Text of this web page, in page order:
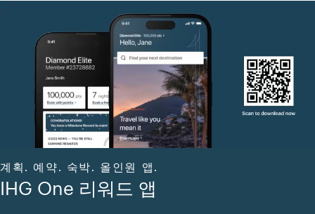
계획. 예약. 숙박. 올인원 앱.
IHG One 리워드 앱